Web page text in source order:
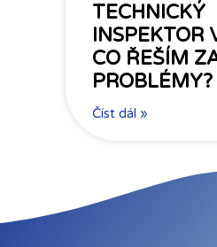
TECHNICKÝ
INSPEKTOR
CO ŘEŠÍM
PROBLÉMY?
Číst dál »